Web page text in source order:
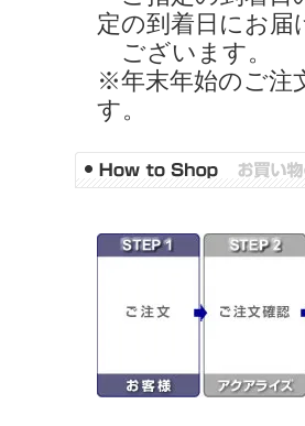
定の到着日にお
ございます。
※年末年始のご注
す。